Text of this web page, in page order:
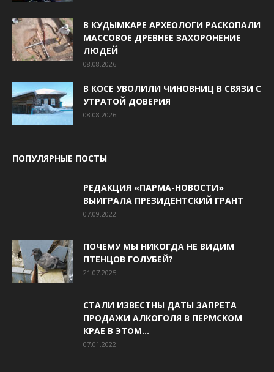
В КУДЫМКАРЕ АРХЕОЛОГИ РАСКОПАЛИ
МАССОВОЕ ДРЕВНЕЕ ЗАХОРОНЕНИЕ
ЛЮДЕЙ
08.08.2026
В КОСЕ УВОЛИЛИ ЧИНОВНИЦ В СВЯЗИ С
УТРАТОЙ ДОВЕРИЯ
08.08.2026
ПОПУЛЯРНЫЕ ПОСТЫ
РЕДАКЦИЯ «ПАРМА-НОВОСТИ»
ВЫИГРАЛА ПРЕЗИДЕНТСКИЙ ГРАНТ
07.09.2022
ПОЧЕМУ МЫ НИКОГДА НЕ ВИДИМ
ПТЕНЦОВ ГОЛУБЕЙ?
21.07.2025
СТАЛИ ИЗВЕСТНЫ ДАТЫ ЗАПРЕТА
ПРОДАЖИ АЛКОГОЛЯ В ПЕРМСКОМ
КРАЕ В ЭТОМ...
07.01.2022